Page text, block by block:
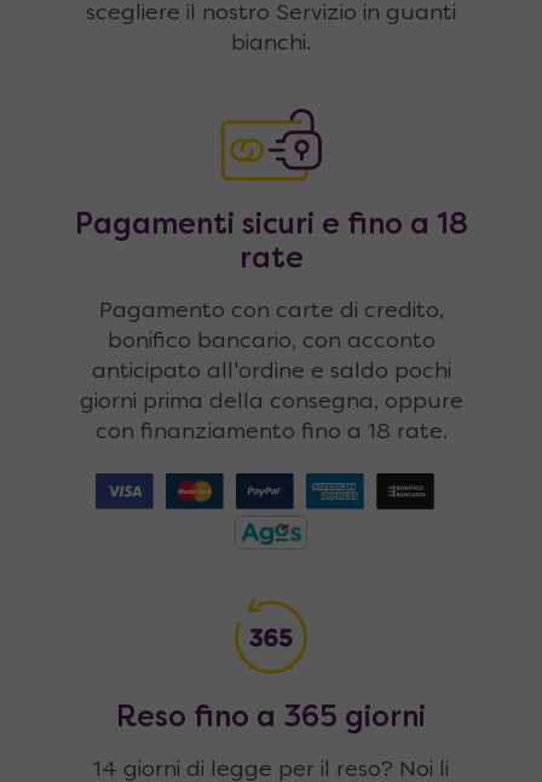
scegliere il nostro Servizio in guanti
bianchi.
Pagamenti sicuri e fino a 18
rate
Pagamento con carte di credito,
bonifico bancario, con acconto
anticipato all'ordine e saldo pochi
giorni prima della consegna, oppure
con finanziamento fino a 18 rate.
Reso fino a 365 giorni
14 giorni di legge per il reso? Noi li